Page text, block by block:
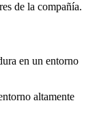
de la compañía.
en un entorno
altamente